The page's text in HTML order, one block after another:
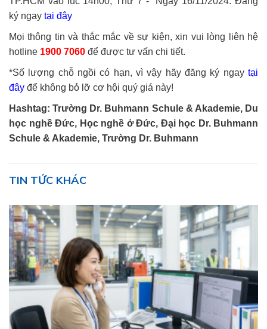
ký ngay tại đây
Mọi thông tin và thắc mắc về sự kiện, xin vui lòng liên hệ
hotline 1900 7060 để được tư vấn chi tiết.
*Số lượng chỗ ngồi có hạn, vì vậy hãy đăng ký ngay tại
đây để không bỏ lỡ cơ hội quý giá này!
Hashtag: Trường Dr. Buhmann Schule & Akademie, Du
học nghề Đức, Học nghề ở Đức, Đại học Dr. Buhmann
Schule & Akademie, Trường Dr. Buhmann
TIN TỨC KHÁC